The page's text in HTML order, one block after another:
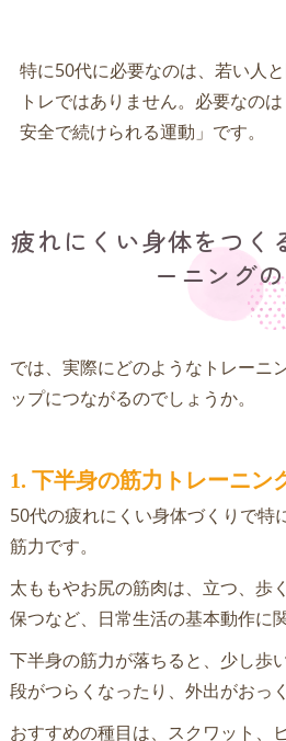
特に50代に必要なのは、若い人
トレではありません。必要なのは
安全で続けられる運動」です。
疲れにくい身体をつく
ーニング
では、実際にどのようなトレーニ
ップにつながるのでしょうか。
1. 下半身の筋力トレーニン
50代の疲れにくい身体づくりで特
筋力です。
太ももやお尻の筋肉は、立つ、歩
保つなど、日常生活の基本動作に
下半身の筋力が落ちると、少し歩
段がつらくなったり、外出がおっ
おすすめの種目は、スクワット、